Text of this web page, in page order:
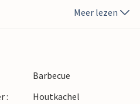
Meer lezen
Barbecue
:
Houtkachel